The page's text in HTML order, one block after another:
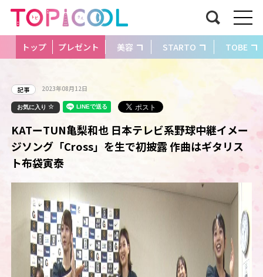
トップ プレゼント 美容 STARTO TOBE
記事 2023年08月12日
お気に入り
KATーTUN亀梨和也 日本テレビ系野球中継イメー
ジソング「Cross」を生で初披露 作曲はギタリス
ト布袋寅泰